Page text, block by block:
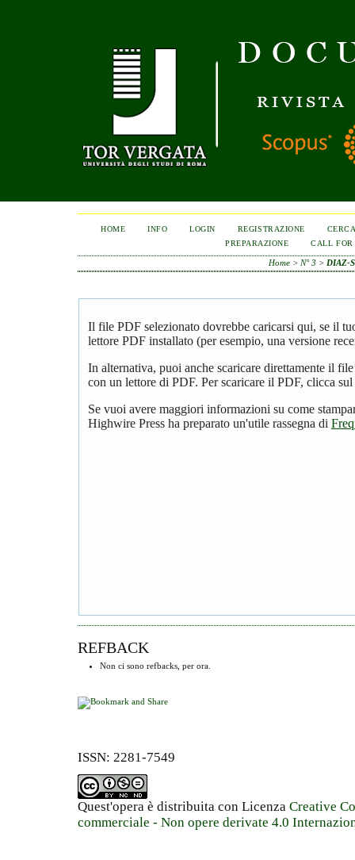
HOME INFO LOGIN REGISTRAZIONE
PREPARAZIONE
CALL FOR
Home > N° 3 > DIAZ-
Il file PDF selezionato dovrebbe caricarsi qui, se il
lettore PDF installato (per esempio, una versione
In alternativa, puoi anche scaricare direttamente il
con un lettore di PDF. Per scaricare il PDF, clicca
Se vuoi avere maggiori informazioni su come
Highwire Press ha preparato un'utile rassegna di
REFBACK
Non ci sono refbacks, per ora.
ISSN: 2281-7549
Quest'opera è distribuita con Licenza Creative
commerciale - Non opere derivate 4.0